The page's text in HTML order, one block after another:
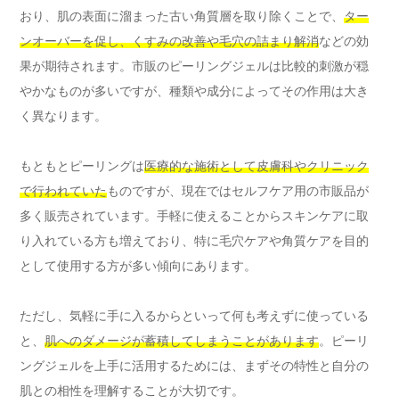
おり、肌の表面に溜まった古い角質層を取り除くことで、 ター
ンオーバーを促し、くすみの改善や毛穴の詰まり解消などの効
果が期待されます。市販のピーリングジェルは比較的刺激が穏
やかなものが多いですが、種類や成分によってその作用は大き
く異なります。
もともとピーリングは医療的な施術として皮膚科やクリニック
で行われていたものですが、現在ではセルフケア用の市販品が
多く販売されています。手軽に使えることからスキンケアに取
り入れている方も増えており、特に毛穴ケアや角質ケアを目的
として使用する方が多い傾向にあります。
ただし、気軽に手に入るからといって何も考えずに使っている
と、 肌へのダメージが蓄積してしまうことがあります。ピーリ
ングジェルを上手に活用するためには、まずその特性と自分の
肌との相性を理解することが大切です。